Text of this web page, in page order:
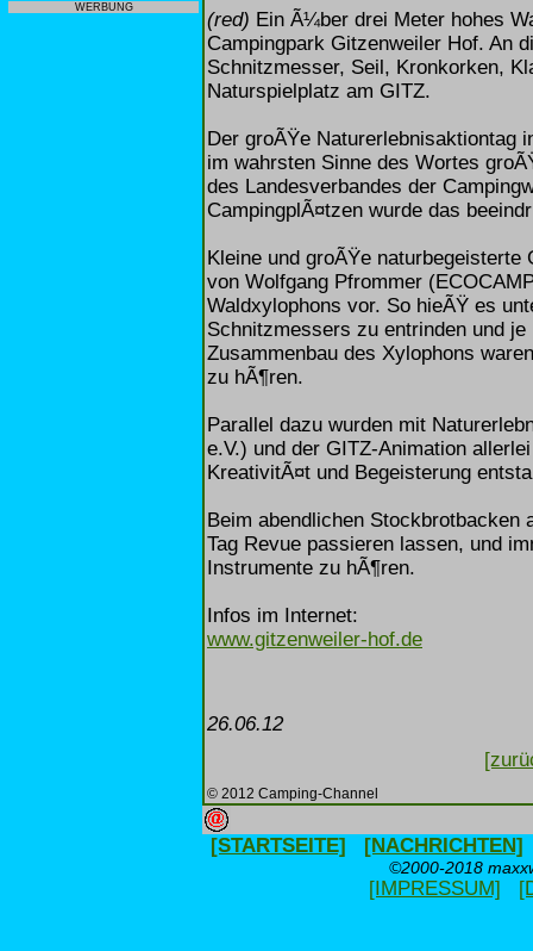
WERBUNG
(red) Ein Ã¼ber drei Meter hohes
Campingpark Gitzenweiler Hof. An
Schnitzmesser, Seil, Kronkorken,
Naturspielplatz am GITZ.
Der groÃŸe Naturerlebnisaktiontag
im wahrsten Sinne des Wortes
des Landesverbandes der
CampingplÃ¤tzen wurde das
Kleine und groÃŸe
von Wolfgang Pfrommer
Waldxylophons vor. So hieÃŸ es
Schnitzmessers zu entrinden und
Zusammenbau des Xylophons
zu hÃ¶ren.
Parallel dazu wurden mit
e.V.) und der GITZ-Animation
KreativitÃ¤t und Begeisterung
Beim abendlichen Stockbrotbacken
Tag Revue passieren lassen, und
Instrumente zu hÃ¶ren.
Infos im Internet:
www.gitzenweiler-hof.de
26.06.12
© 2012 Camping-Channel
[STARTSEITE] [NACHRICHTEN]
©2000-2018
[IMPRESSUM]